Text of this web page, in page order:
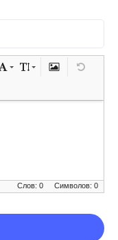
Символов: 0
Слов: 0